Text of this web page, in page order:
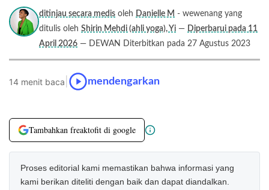
ditinjau secara medis oleh Danielle M - wewenang yang
ditulis oleh Shirin Mehdi (ahli yoga), Yi — Diperbarui pada 11
April 2026 — DEWAN Diterbitkan pada 27 Agustus 2023
14 menit baca mendengarkan
Tambahkan freaktofit di google
Proses editorial kami memastikan bahwa informasi yang
kami berikan diteliti dengan baik dan dapat diandalkan.